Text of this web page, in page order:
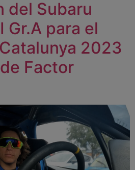
del Subaru
Gr.A para el
2023
Factor